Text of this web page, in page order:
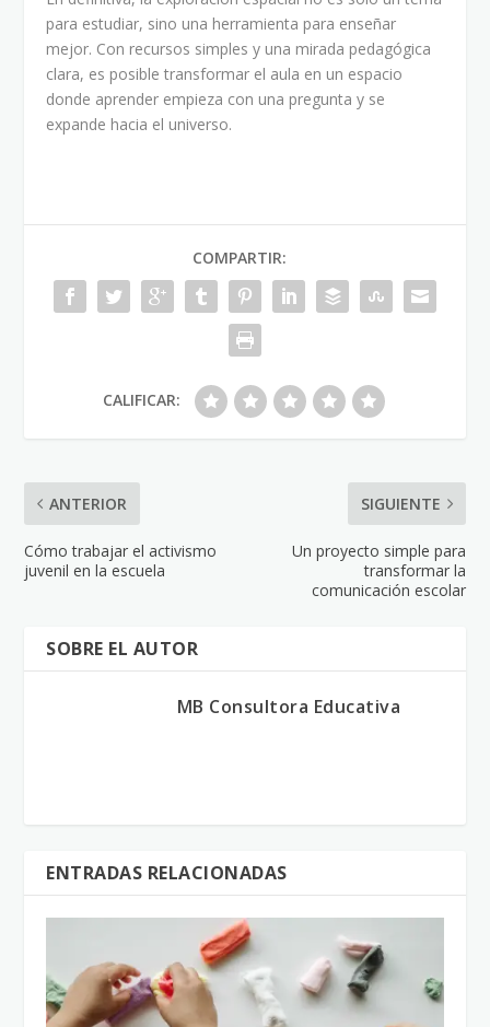
para estudiar, sino una herramienta para enseñar
mejor. Con recursos simples y una mirada pedagógica
clara, es posible transformar el aula en un espacio
donde aprender empieza con una pregunta y se
expande hacia el universo.
COMPARTIR:
CALIFICAR:
ANTERIOR
Cómo trabajar el activismo
juvenil en la escuela
SIGUIENTE
Un proyecto simple para
transformar la
comunicación escolar
SOBRE EL AUTOR
MB Consultora Educativa
ENTRADAS RELACIONADAS